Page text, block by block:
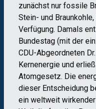
zunächst nur fossile
Stein- und
Verfügung. Damals
Bundestag (mit der
CDU-Abgeordneten
Kernenergie und
Atomgesetz. Die
dieser Entscheidung
ein weltweit